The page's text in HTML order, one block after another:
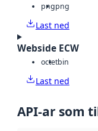
pngpng
Last ned
Webside ECW
octetbin
Last ned
API-ar som